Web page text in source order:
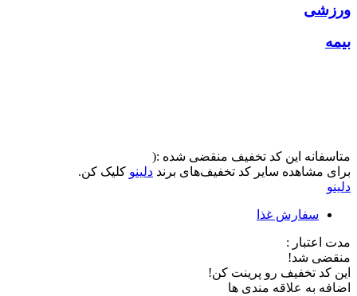
ورزشی
بیمه
متاسفانه این کد تخفیف منقضی شده :(
برای مشاهده سایر کد تخفیف‌های برند دلینو کلیک کن.
دلینو
سفارش غذا
مدت اعتبار :
منقضی شد!
این کد تخفیف رو پرینت کن!
اضافه به علاقه مندی ها